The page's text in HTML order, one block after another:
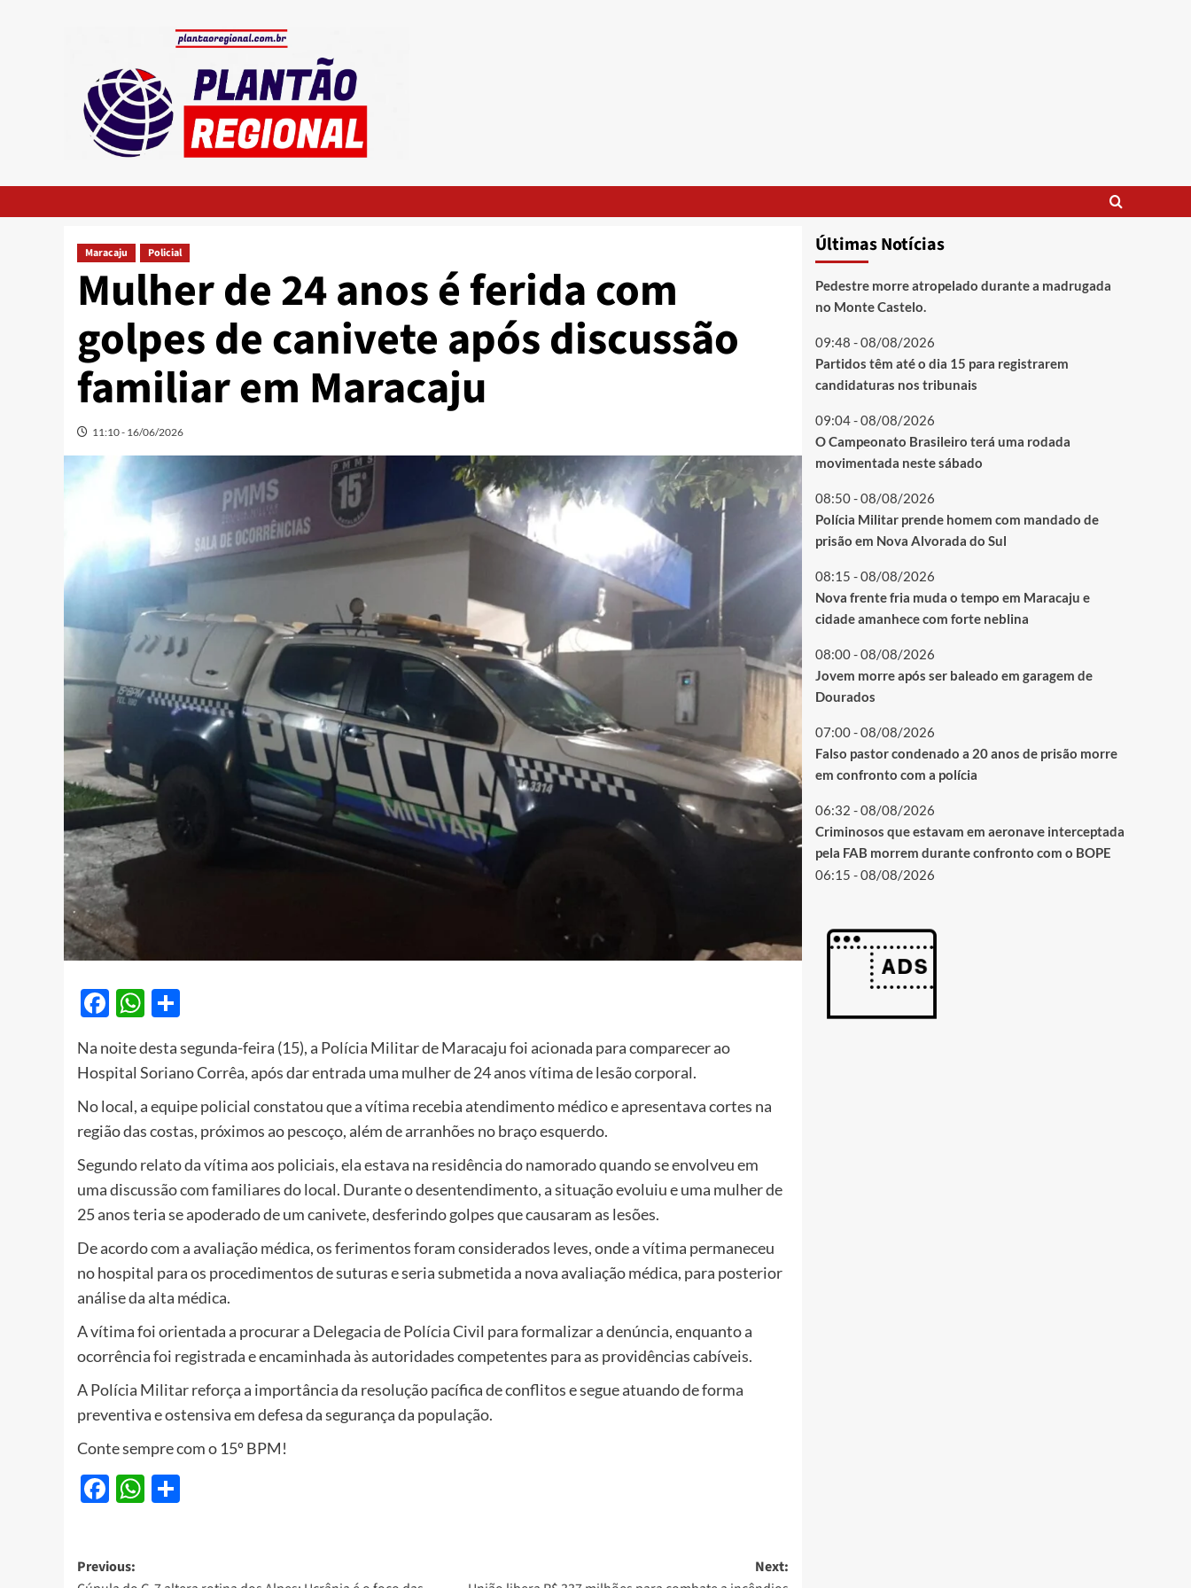
Maracaju Policial
Mulher de 24 anos é ferida com
golpes de canivete após discussão
familiar em Maracaju
11:10 - 16/06/2026
Facebook
WhatsApp
Na noite desta segunda-feira (15), a Polícia Militar de Maracaju foi acionada para comparecer ao
Hospital Soriano Corrêa, após dar entrada uma mulher de 24 anos vítima de lesão corporal.
No local, a equipe policial constatou que a vítima recebia atendimento médico e apresentava cortes na
região das costas, próximos ao pescoço, além de arranhões no braço esquerdo.
Segundo relato da vítima aos policiais, ela estava na residência do namorado quando se envolveu em
uma discussão com familiares do local. Durante o desentendimento, a situação evoluiu e uma mulher de
25 anos teria se apoderado de um canivete, desferindo golpes que causaram as lesões.
De acordo com a avaliação médica, os ferimentos foram considerados leves, onde a vítima permaneceu
no hospital para os procedimentos de suturas e seria submetida a nova avaliação médica, para posterior
análise da alta médica.
A vítima foi orientada a procurar a Delegacia de Polícia Civil para formalizar a denúncia, enquanto a
ocorrência foi registrada e encaminhada às autoridades competentes para as providências cabíveis.
A Polícia Militar reforça a importância da resolução pacífica de conflitos e segue atuando de forma
preventiva e ostensiva em defesa da segurança da população.
Conte sempre com o 15º BPM!
Facebook
WhatsApp
Post
Previous:
Next:
Últimas Notícias
Pedestre morre atropelado durante a madrugada
no Monte Castelo.
09:48 - 08/08/2026
Partidos têm até o dia 15 para registrarem
candidaturas nos tribunais
09:04 - 08/08/2026
O Campeonato Brasileiro terá uma rodada
movimentada neste sábado
08:50 - 08/08/2026
Polícia Militar prende homem com mandado de
prisão em Nova Alvorada do Sul
08:15 - 08/08/2026
Nova frente fria muda o tempo em Maracaju e
cidade amanhece com forte neblina
08:00 - 08/08/2026
Jovem morre após ser baleado em garagem de
Dourados
07:00 - 08/08/2026
Falso pastor condenado a 20 anos de prisão morre
em confronto com a polícia
06:32 - 08/08/2026
Criminosos que estavam em aeronave interceptada
pela FAB morrem durante confronto com o BOPE
06:15 - 08/08/2026